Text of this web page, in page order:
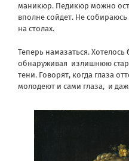
маникюр. Педикюр можно
вполне сойдет. Не
на столах.
Теперь намазаться.
обнаруживая излишнюю
тени. Говорят, когда глаза
молодеют и сами глаза, и